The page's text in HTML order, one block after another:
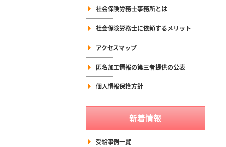
社会保険労務士事務所とは
社会保険労務士に依頼するメリット
アクセスマップ
匿名加工情報の第三者提供の公表
個人情報保護方針
新着情報
受給事例一覧